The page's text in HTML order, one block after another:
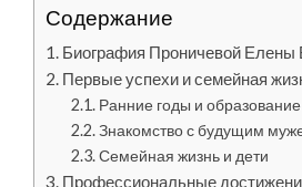
Содержание
Биография Проничевой
Первые успехи и семейная
Ранние годы и образование
Знакомство с будущим
Семейная жизнь и дети
Профессиональные